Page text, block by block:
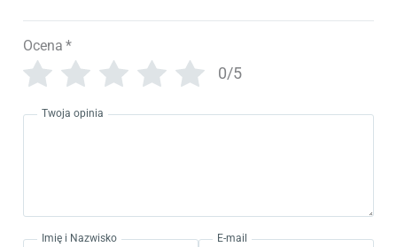
Ocena *
0/5
Twoja opinia
Imię i Nazwisko E-mail